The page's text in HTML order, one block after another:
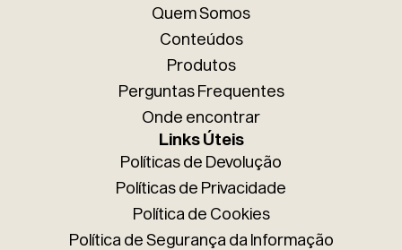
Quem Somos
Conteúdos
Produtos
Perguntas Frequentes
Onde encontrar
Links Úteis
Políticas de Devolução
Políticas de Privacidade
Política de Cookies
Política de Segurança da Informação